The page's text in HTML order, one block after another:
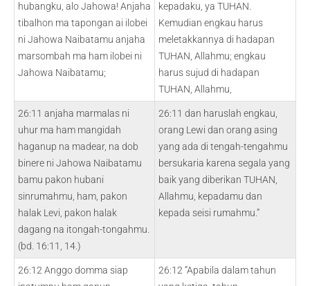
hubangku, alo Jahowa! Anjaha
tibalhon ma tapongan ai ilobei
ni Jahowa Naibatamu anjaha
marsombah ma ham ilobei ni
Jahowa Naibatamu;
kepadaku, ya TUHAN.
Kemudian engkau harus
meletakkannya di hadapan
TUHAN, Allahmu; engkau
harus sujud di hadapan
TUHAN, Allahmu,
26:11 anjaha marmalas ni
uhur ma ham mangidah
haganup na madear, na dob
binere ni Jahowa Naibatamu
bamu pakon hubani
sinrumahmu, ham, pakon
halak Levi, pakon halak
dagang na itongah-tongahmu.
(bd. 16:11, 14.)
26:11 dan haruslah engkau,
orang Lewi dan orang asing
yang ada di tengah-tengahmu
bersukaria karena segala yang
baik yang diberikan TUHAN,
Allahmu, kepadamu dan
kepada seisi rumahmu.”
26:12 Anggo domma siap
26:12 “Apabila dalam tahun